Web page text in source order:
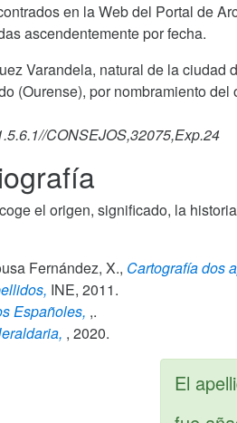
en la Web del Portal de
ascendentemente por fecha.
Varandela, natural de la
(Ourense), por nombramiento
CONSEJOS,32075,Exp.24
el origen, significado, la
Fernández, X., Cartografía dos
INE, 2011.
Españoles, ,.
, 2020.
El